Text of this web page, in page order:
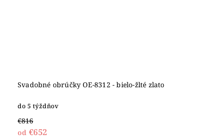
Svadobné obrúčky OE-8312 - bielo-žlté zlato
do 5 týždňov
€816
od €652